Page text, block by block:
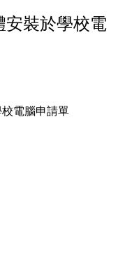
安裝於學校電
電腦申請單